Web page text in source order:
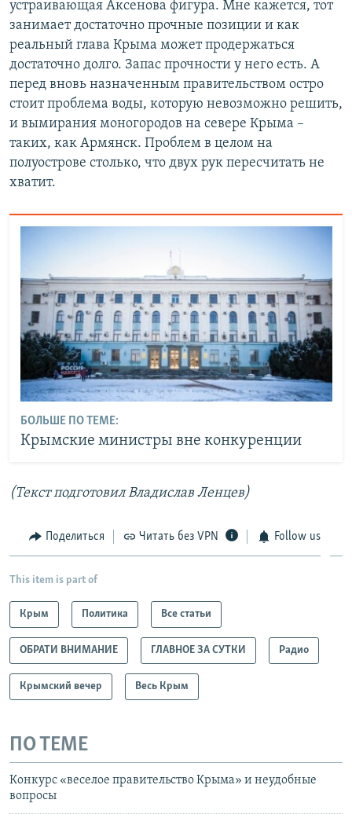
устраивающая Аксенова фигура. Мне кажется, тот
занимает достаточно прочные позиции и как
реальный глава Крыма может продержаться
достаточно долго. Запас прочности у него есть. А
перед вновь назначенным правительством остро
стоит проблема воды, которую невозможно решить,
и вымирания моногородов на севере Крыма –
таких, как Армянск. Проблем в целом на
полуострове столько, что двух рук пересчитать не
хватит.
БОЛЬШЕ ПО ТЕМЕ:
Крымские министры вне конкуренции
(Текст подготовил Владислав Ленцев)
Поделиться Читать без VPN Follow us
This item is part of
Крым Политика Все статьи
ОБРАТИ ВНИМАНИЕ ГЛАВНОЕ ЗА СУТКИ Радио
Крымский вечер Весь Крым
ПО ТЕМЕ
Конкурс «веселое правительство Крыма» и неудобные
вопросы